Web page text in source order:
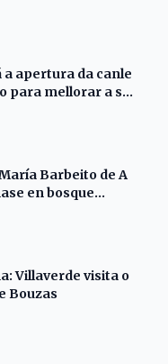
apertura da canle
para mellorar a súa
Barbeito de A
en bosque
Villaverde visita o
Bouzas